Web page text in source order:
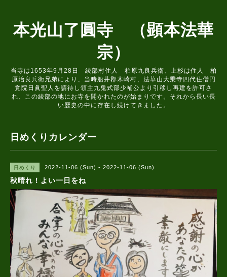
本光山了圓寺 （顕本法華
宗）
当寺は1653年9月28日 綾部村住人 柏原九良兵衛、上杉は住人 柏
原治良兵衛兄弟により、当時船井郡木崎村、法華山大乗寺四代住僧円
覚院日眞聖人を請待し領主九鬼式部少補公より引移し再建を許可さ
れ、この綾部の地にお寺を開かれたのが始まりです。それから長い長
い歴史の中に存在し続けてきました。
日めくりカレンダー
日めくり 2022-11-06 (Sun) - 2022-11-06 (Sun)
秋晴れ！よい一日をね